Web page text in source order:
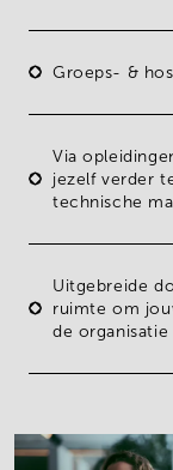
Groeps- &
Via
jezelf verder
technische
Uitgebreide
ruimte om
de organisatie